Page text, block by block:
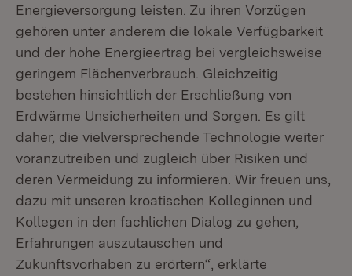
Energieversorgung leisten. Zu ihren Vorzügen
gehören unter anderem die lokale Verfügbarkeit
und der hohe Energieertrag bei vergleichsweise
geringem Flächenverbrauch. Gleichzeitig
bestehen hinsichtlich der Erschließung von
Erdwärme Unsicherheiten und Sorgen. Es gilt
daher, die vielversprechende Technologie weiter
voranzutreiben und zugleich über Risiken und
deren Vermeidung zu informieren. Wir freuen uns,
dazu mit unseren kroatischen Kolleginnen und
Kollegen in den fachlichen Dialog zu gehen,
Erfahrungen auszutauschen und
Zukunftsvorhaben zu erörtern“, erklärte